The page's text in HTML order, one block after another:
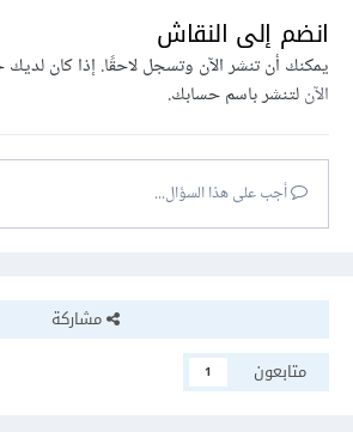
انضم إلى النقاش
يمكنك أن تنشر الآن وتسجل لاحقًا. إذا كان
الآنلتنشر باسم حسابك.
أجب على هذا السؤال...
مشاركة
متابعون
1